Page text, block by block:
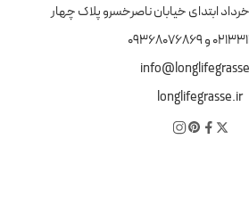
ابتدای خیابان ناصرخسرو پلاک چهار
و 09368076869
longlifegrasse.ir